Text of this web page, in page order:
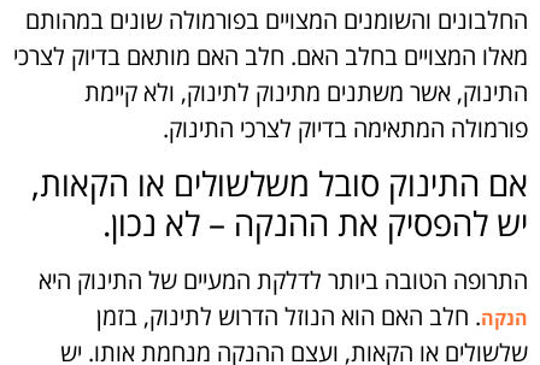
החלבונים והשומנים המצויים בפורמולה שונים במהותם
מאלו המצויים בחלב האם. חלב האם מותאם בדיוק לצרכי
התינוק, אשר משתנים מתינוק לתינוק, ולא קיימת
פורמולה המתאימה בדיוק לצרכי התינוק.
אם התינוק סובל משלשולים או הקאות,
יש להפסיק את ההנקה – לא נכון.
התרופה הטובה ביותר לדלקת המעיים של התינוק היא
הנקה. חלב האם הוא הנוזל הדרוש לתינוק, בזמן
שלשולים או הקאות, ועצם ההנקה מנחמת אותו. יש